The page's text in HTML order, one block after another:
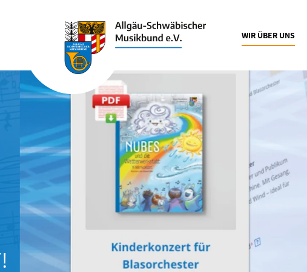
WIR ÜBER UNS